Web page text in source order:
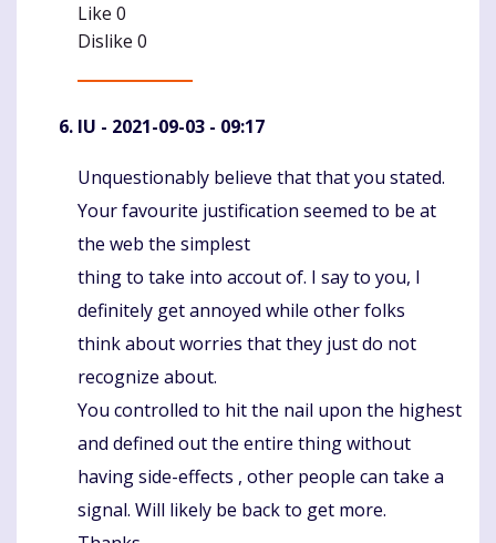
Like 0
Dislike 0
IU - 2021-09-03 - 09:17
Komentaras
Unquestionably believe that that you stated.
Your favourite justification seemed to be at
the web the simplest
thing to take into accout of. I say to you, I
definitely get annoyed while other folks
think about worries that they just do not
recognize about.
You controlled to hit the nail upon the highest
and defined out the entire thing without
having side-effects , other people can take a
signal. Will likely be back to get more.